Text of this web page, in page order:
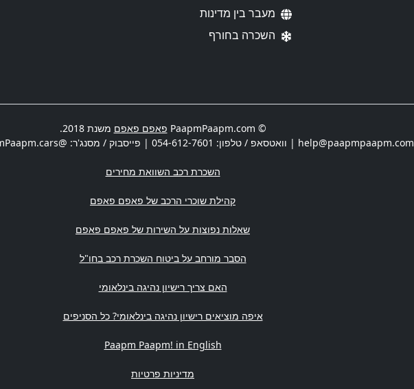
מעבר בין מדינות
השכרה בחורף
© PaapmPaapm.com פאפם פאפם משנת 2018.
help@paapmpaapm.com | וואטסאפ / טלפון: 054-612-7601 | פייסבוק / מסנג'ר: @PaapmPaapm.cars | משרדים:
השכרת רכב השוואת מחירים
קהילת שוכרי הרכב של פאפם פאפם
שאלות נפוצות על השירות של פאפם פאפם
הסבר מורחב על ביטוח השכרת רכב בחו"ל
האם צריך רישיון נהיגה בינלאומי
איפה מוציאים רישיון נהיגה בינלאומי? כל הסניפים
Paapm Paapm! in English
מדיניות פרטיות